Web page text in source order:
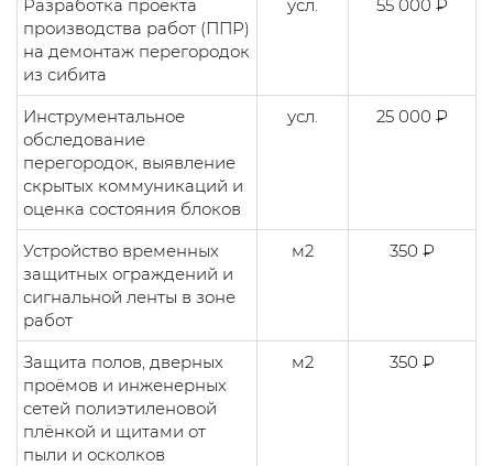
Разработка проекта
производства работ (ППР)
на демонтаж перегородок
из сибита
усл. 55 000 ₽
Инструментальное
обследование
перегородок, выявление
скрытых коммуникаций и
оценка состояния блоков
усл. 25 000 ₽
Устройство временных
защитных ограждений и
сигнальной ленты в зоне
работ
м2 350 ₽
Защита полов, дверных
проёмов и инженерных
сетей полиэтиленовой
плёнкой и щитами от
пыли и осколков
м2 350 ₽